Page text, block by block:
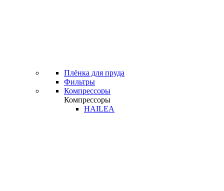
Плёнка для пруда
Фильтры
Компрессоры
Компрессоры
HAILEA